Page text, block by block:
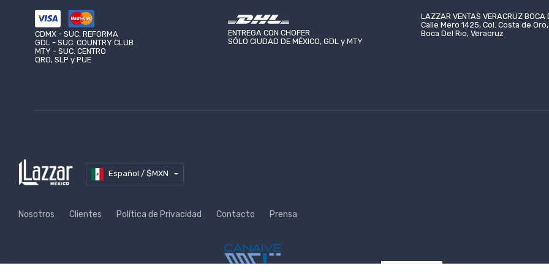
CDMX - SUC. REFORMA
GDL - SUC. COUNTRY CLUB
MTY - SUC. CENTRO
QRO, SLP y PUE
ENTREGA CON CHOFER
SÓLO CIUDAD DE MÉXICO, GDL y MTY
LAZZAR VENTAS LAZARO CÁRDENAS
LAZZAR VENTAS VERACRUZ BOCA DEL RÍO
Calle Mero 1425, Col. Costa de Oro, CP 94299,
Boca Del Rio, Veracruz
LAZZAR VENTAS CHIHUAHUA
C. Varsovia 1800-8 Segundo Piso,
Campestre-Lomas, 31205
UNIFORMES CIUDAD DE MONTERREY
(81) 8187-9198
(81) 1951-1870
monterrey@lazzar.com.mx
UNIFORMES CIUDAD DE QUERÉTARO
(44) 2201-0318
(44) 2824-6785
UNIFORMES CIUDAD DE
(55) 7095-7075
Español / $MXN
Nosotros Clientes Política de Privacidad Contacto Prensa